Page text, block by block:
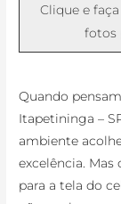
Clique e
fotos
Quando
Itapetininga –
ambiente
excelência.
para a tela do